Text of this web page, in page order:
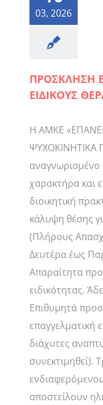
03, 2026
ΠΡΟΣΚΛΗΣΗ
ΕΙΔΙΚΟΥΣ
Η ΑΜΚΕ
χαρακτήρα και
διοικητική
κάλυψη θέσης
(Πλήρους
Δευτέρα έως
Απαραίτητα
ειδικότητας.
Επιθυμητά
επαγγελματική
διάχυτες
συνεκτιμηθεί).
αποστείλουν